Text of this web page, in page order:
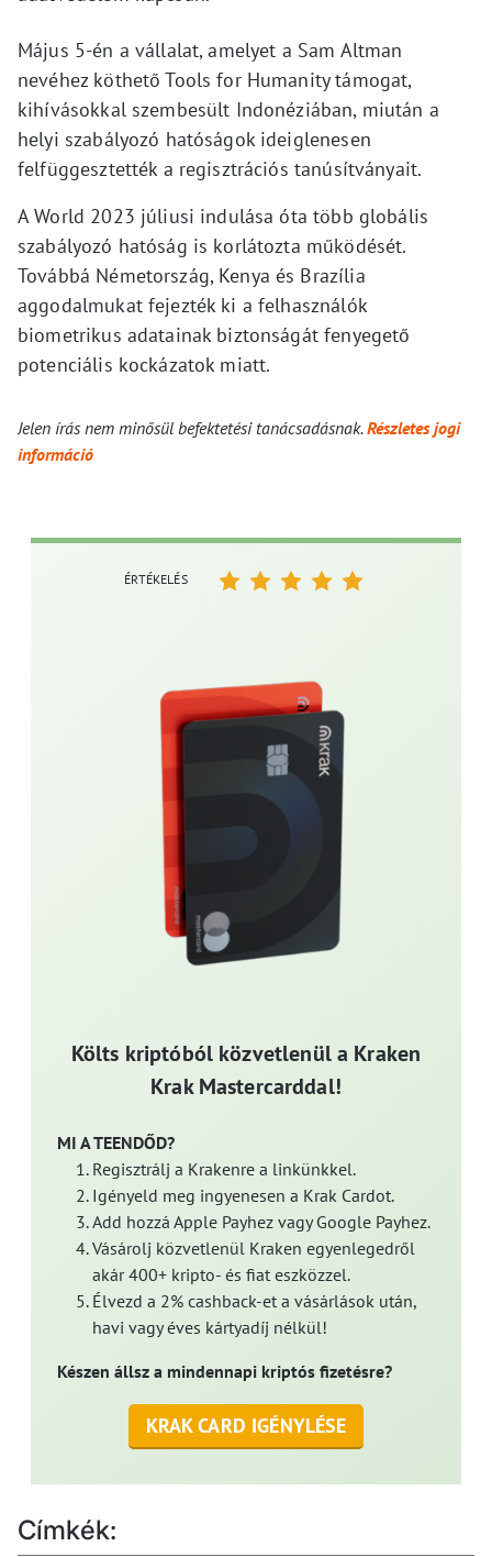
Május 5-én a vállalat, amelyet a Sam Altman
nevéhez köthető Tools for Humanity támogat,
kihívásokkal szembesült Indonéziában, miután a
helyi szabályozó hatóságok ideiglenesen
felfüggesztették a regisztrációs tanúsítványait.
A World 2023 júliusi indulása óta több globális
szabályozó hatóság is korlátozta működését.
Továbbá Németország, Kenya és Brazília
aggodalmukat fejezték ki a felhasználók
biometrikus adatainak biztonságát fenyegető
potenciális kockázatok miatt.
Jelen írás nem minősül befektetési tanácsadásnak.Részletes jogi
információ
Költs kriptóból közvetlenül a Kraken
Krak Mastercarddal!
MI A TEENDŐD?
Regisztrálj a Krakenre a linkünkkel.
Igényeld meg ingyenesen a Krak Cardot.
Add hozzá Apple Payhez vagy Google Payhez.
Vásárolj közvetlenül Kraken egyenlegedről
akár 400+ kripto- és fiat eszközzel.
Élvezd a 2% cashback-et a vásárlások után,
havi vagy éves kártyadíj nélkül!
Készen állsz a mindennapi kriptós fizetésre?
KRAK CARD IGÉNYLÉSE
ÉRTÉKELÉS
Címkék: